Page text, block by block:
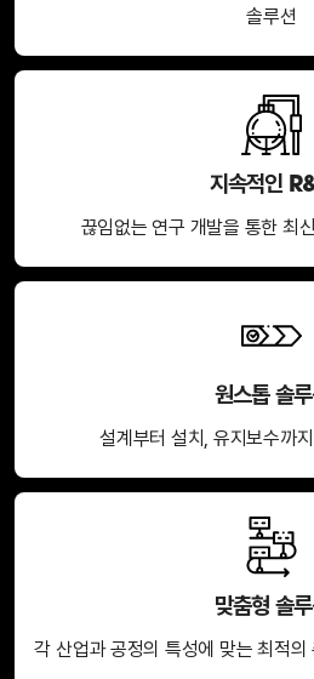
솔루션
지속적인
끊임없는 연구 개발을 통한 최
원스톱 솔
설계부터 설치, 유지보수까
맞춤형 솔
각 산업과 공정의 특성에 맞는 최적